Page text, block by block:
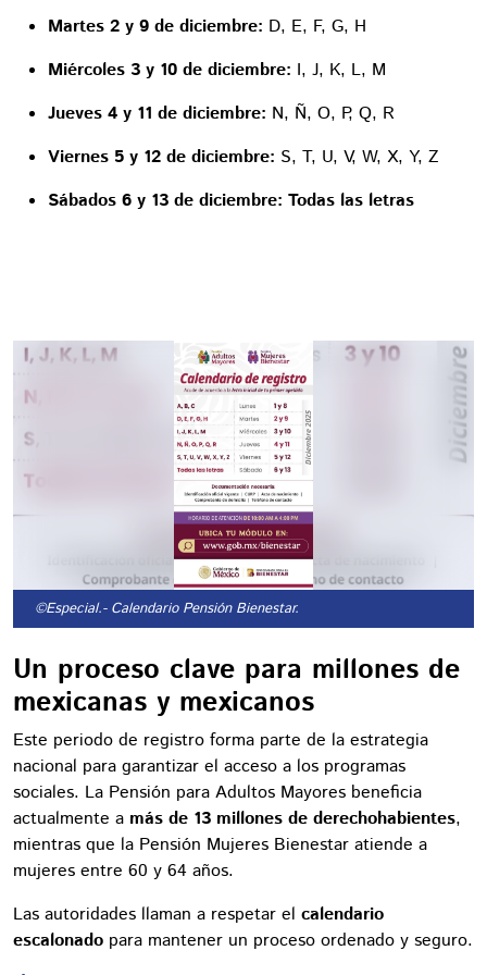
Martes 2 y 9 de diciembre: D, E, F, G, H
Miércoles 3 y 10 de diciembre: I, J, K, L, M
Jueves 4 y 11 de diciembre: N, Ñ, O, P, Q, R
Viernes 5 y 12 de diciembre: S, T, U, V, W, X, Y, Z
Sábados 6 y 13 de diciembre: Todas las letras
©Especial.- Calendario Pensión Bienestar.
Un proceso clave para millones de
mexicanas y mexicanos
Este periodo de registro forma parte de la estrategia
nacional para garantizar el acceso a los programas
sociales. La Pensión para Adultos Mayores beneficia
actualmente a más de 13 millones de derechohabientes,
mientras que la Pensión Mujeres Bienestar atiende a
mujeres entre 60 y 64 años.
Las autoridades llaman a respetar el calendario
escalonado para mantener un proceso ordenado y seguro.